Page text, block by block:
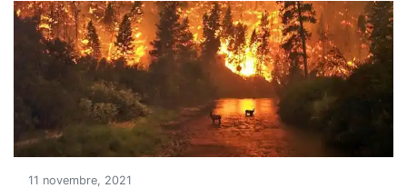
11 novembre, 2021